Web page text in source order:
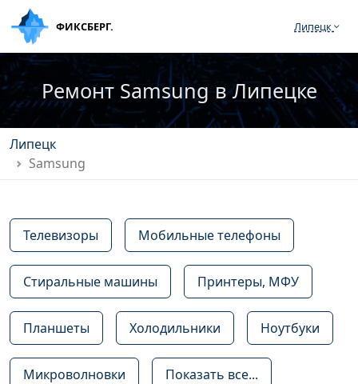
ФИКСБЕРГ. Липецк
Ремонт Samsung в Липецке
Липецк
Samsung
Телевизоры Мобильные телефоны
Стиральные машины Принтеры, МФУ
Планшеты Холодильники Ноутбуки
Микроволновки Показать все...